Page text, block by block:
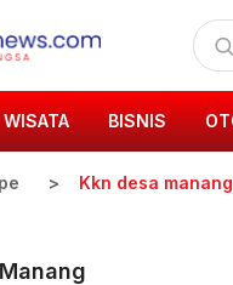
WISATA BISNIS
Kkn desa manang